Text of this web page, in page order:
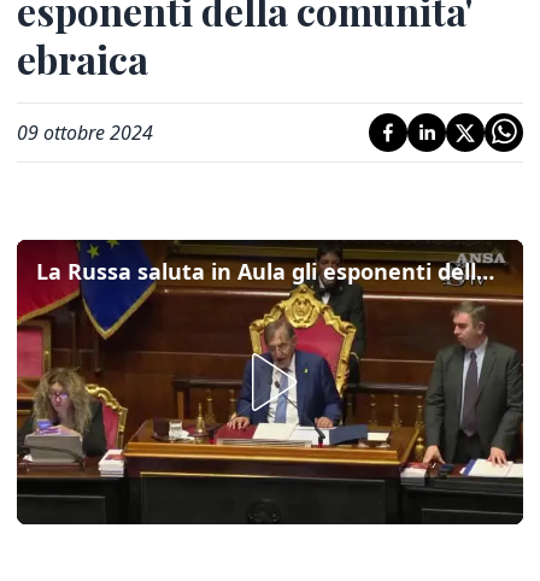
ebraica
09 ottobre 2024
La Russa saluta in Aula gli esponenti della comunita' ebraica